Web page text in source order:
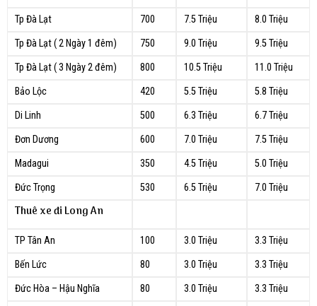
Tp Đà Lạt 700 7.5 Triệu
8.0 Triệu
Tp Đà Lạt ( 2 Ngày 1 đêm)
750 9.0 Triệu
9.5 Triệu
Tp Đà Lạt ( 3 Ngày 2 đêm)
800 10.5 Triệu
11.0 Triệu
Bảo Lộc
420 5.5 Triệu
5.8 Triệu
Di Linh
500 6.3 Triệu
6.7 Triệu
Đơn Dương
600 7.0 Triệu
7.5 Triệu
Madagui
350 4.5 Triệu
5.0 Triệu
Đức Trọng
530 6.5 Triệu 7.0 Triệu
Thuê xe đi Long An
TP Tân An 100 3.0 Triệu
3.3 Triệu
Bến Lức
80 3.0 Triệu
3.3 Triệu
Đức Hòa – Hậu Nghĩa
80 3.0 Triệu
3.3 Triệu